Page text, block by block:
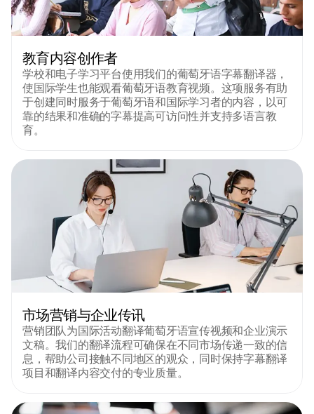
教育内容创作者
学校和电子学习平台使用我们的葡萄牙语字幕翻译器，
使国际学生也能观看葡萄牙语教育视频。这项服务有助
于创建同时服务于葡萄牙语和国际学习者的内容，以可
靠的结果和准确的字幕提高可访问性并支持多语言教
育。
市场营销与企业传讯
营销团队为国际活动翻译葡萄牙语宣传视频和企业演示
文稿。我们的翻译流程可确保在不同市场传递一致的信
息，帮助公司接触不同地区的观众，同时保持字幕翻译
项目和翻译内容交付的专业质量。